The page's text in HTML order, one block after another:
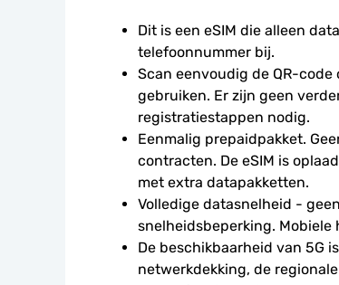
Dit is een eSIM die alleen
telefoonnummer bij.
Scan eenvoudig de QR-
gebruiken. Er zijn geen
registratiestappen nodig.
Eenmalig prepaidpakket.
contracten. De eSIM is
met extra datapakketten.
Volledige datasnelheid -
snelheidsbeperking.
De beschikbaarheid van 5G
netwerkdekking, de